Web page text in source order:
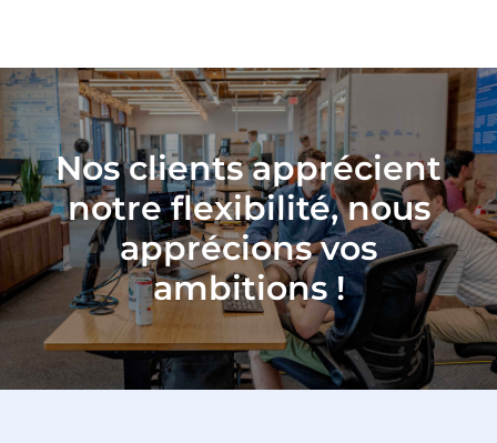
Nos clients apprécient
notre flexibilité, nous
apprécions vos
ambitions !